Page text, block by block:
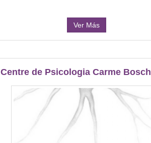
Ver Más
Centre de Psicologia Carme Bosch